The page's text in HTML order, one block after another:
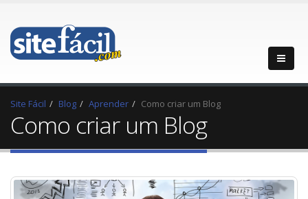
Site Fácil Blog Aprender Como criar um Blog
Como criar um Blog